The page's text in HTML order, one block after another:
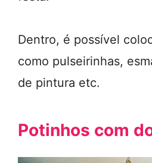
Dentro, é possível
como pulseirinhas,
de pintura etc.
Potinhos com